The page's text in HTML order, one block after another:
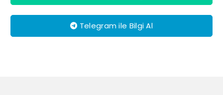
Telegram ile Bilgi Al